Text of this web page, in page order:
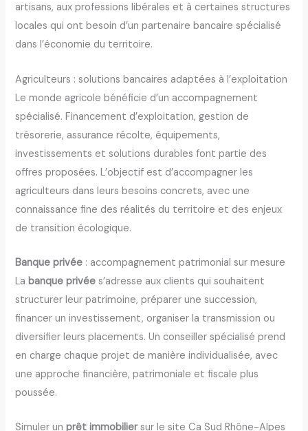
artisans, aux professions libérales et à certaines structures
locales qui ont besoin d’un partenaire bancaire spécialisé
dans l’économie du territoire.
Agriculteurs : solutions bancaires adaptées à l’exploitation
Le monde agricole bénéficie d’un accompagnement
spécialisé. Financement d’exploitation, gestion de
trésorerie, assurance récolte, équipements,
investissements et solutions durables font partie des
offres proposées. L’objectif est d’accompagner les
agriculteurs dans leurs besoins concrets, avec une
connaissance fine des réalités du territoire et des enjeux
de transition écologique.
Banque privée : accompagnement patrimonial sur mesure
Labanque privée s’adresse aux clients qui souhaitent
structurer leur patrimoine, préparer une succession,
financer un investissement, organiser la transmission ou
diversifier leurs placements. Un conseiller spécialisé prend
en charge chaque projet de manière individualisée, avec
une approche financière, patrimoniale et fiscale plus
poussée.
Simuler unprêt immobiliersur le site Ca Sud Rhône-Alpes